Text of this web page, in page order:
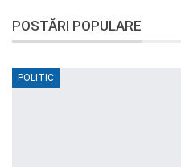
POSTĂRI POPULARE
POLITIC